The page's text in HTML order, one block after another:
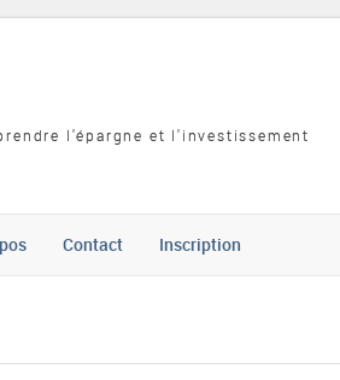
l'épargne et l'investissement
Contact Inscription